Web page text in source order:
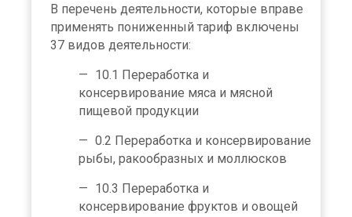
В перечень деятельности, которые вправе
применять пониженный тариф включены
37 видов деятельности:
10.1 Переработка и
консервирование мяса и мясной
пищевой продукции
0.2 Переработка и консервирование
рыбы, ракообразных и моллюсков
10.3 Переработка и
консервирование фруктов и овощей